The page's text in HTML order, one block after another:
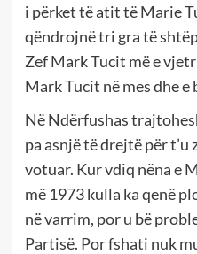
i përket të atit të Marie
qëndrojnë tri gra të
Zef Mark Tucit më e
Mark Tucit në mes dhe e
Në Ndërfushas
pa asnjë të drejtë për t’u
votuar. Kur vdiq nëna e
më 1973 kulla ka qenë
në varrim, por u bë
Partisë. Por fshati nuk